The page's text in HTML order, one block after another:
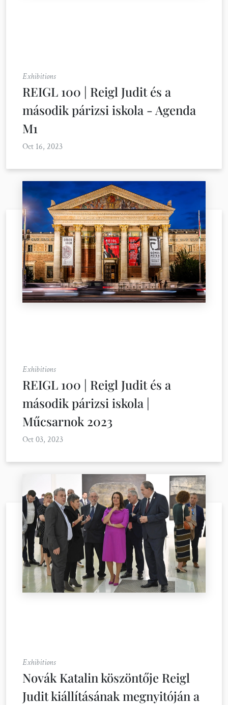
Exhibitions
REIGL 100 | Reigl Judit és a
második párizsi iskola - Agenda
M1
Oct 16, 2023
Exhibitions
REIGL 100 | Reigl Judit és a
második párizsi iskola |
Műcsarnok 2023
Oct 03, 2023
Exhibitions
Novák Katalin köszöntője Reigl
Judit kiállításának megnyitóján a